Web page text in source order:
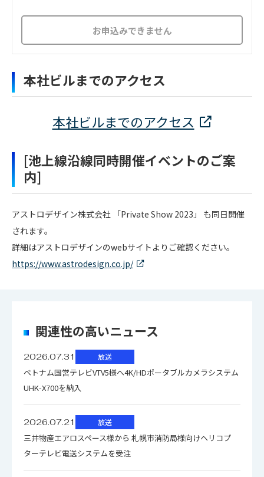
お申込みできません
本社ビルまでのアクセス
本社ビルまでのアクセス
[池上線沿線同時開催イベントのご案
内]
アストロデザイン株式会社 「Private Show 2023」 も同日開催
されます。
詳細はアストロデザインのwebサイトよりご確認ください。
https://www.astrodesign.co.jp/
関連性の高いニュース
2026.07.31 放送
ベトナム国営テレビVTV5様へ4K/HDポータブルカメラシステム
UHK-X700を納入
2026.07.21 放送
三井物産エアロスペース様から 札幌市消防局様向けヘリコプ
ターテレビ電送システムを受注